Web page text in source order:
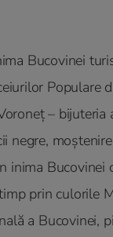
Bucovinei
Populare
– bijuteria
negre,
inima Bucovinei
prin culorile
a Bucovinei,